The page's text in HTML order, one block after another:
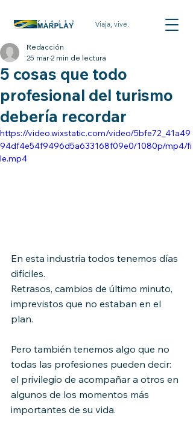
Viaja, vive.
5 cosas que todo
profesional del turismo
debería recordar
Redacción
25 mar2 min de lectura
https://video.wixstatic.com/video/5bfe72_41a49
94df4e54f9496d5a633168f09e0/1080p/mp4/fi
le.mp4
En esta industria todos tenemos días
difíciles.
Retrasos, cambios de último minuto,
imprevistos que no estaban en el
plan.
Pero también tenemos algo que no
todas las profesiones pueden decir:
el privilegio de acompañar a otros en
algunos de los momentos más
importantes de su vida.